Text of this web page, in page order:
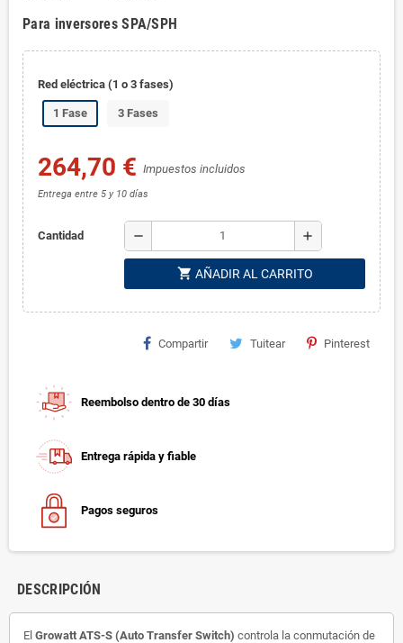
Para inversores SPA/SPH
Red eléctrica (1 o 3 fases)
1 Fase 3 Fases
264,70 € Impuestos incluidos
Entrega entre 5 y 10 días
Cantidad remove add
shopping_cart AÑADIR AL CARRITO
Compartir Tuitear Pinterest
Reembolso dentro de 30 días
Entrega rápida y fiable
Pagos seguros
DESCRIPCIÓN
El Growatt ATS-S (Auto Transfer Switch) controla la conmutación de